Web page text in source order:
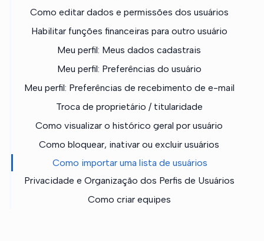
Como editar dados e permissões dos usuários
Habilitar funções financeiras para outro usuário
Meu perfil: Meus dados cadastrais
Meu perfil: Preferências do usuário
Meu perfil: Preferências de recebimento de e-mail
Troca de proprietário / titularidade
Como visualizar o histórico geral por usuário
Como bloquear, inativar ou excluir usuários
Como importar uma lista de usuários
Privacidade e Organização dos Perfis de Usuários
Como criar equipes